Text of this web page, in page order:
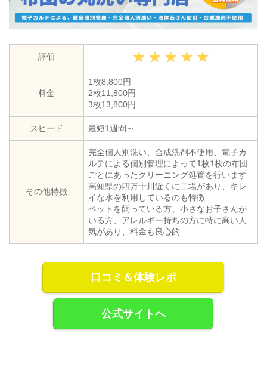
評価
料金
1枚8,800円
2枚11,800円
3枚13,800円
スピード 最短1週間～
その他特徴
完全個人別洗い、合成洗剤不使用、電子カ
ルテによる個別管理によって1枚1枚の布団
ごとにあったクリーニング処置を行います
高知県の四万十川近くに工場があり、キレ
イな水を利用しているのも特徴
ペットを飼っている方、小さなお子さんが
いる方、アレルギー持ちの方に特に高い人
気があり、料金も良心的
口コミ＆体験レポ
公式サイトへ